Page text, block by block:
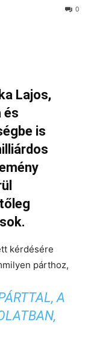
0
Lajos,
és
is
kérdésére
párthoz,
A